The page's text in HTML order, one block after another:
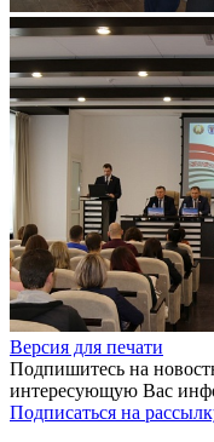
Версия для печати
Подпишитесь на
интересующую Вас
Подписаться на